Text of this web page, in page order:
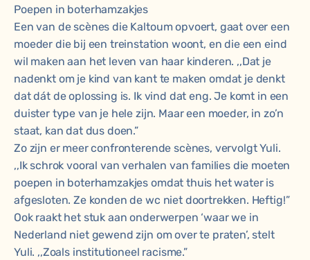
Poepen in boterhamzakjes
Een van de scènes die Kaltoum opvoert, gaat over een
moeder die bij een treinstation woont, en die een eind
wil maken aan het leven van haar kinderen. ,,Dat je
nadenkt om je kind van kant te maken omdat je denkt
dat dát de oplossing is. Ik vind dat eng. Je komt in een
duister type van je hele zijn. Maar een moeder, in zo’n
staat, kan dat dus doen.”
Zo zijn er meer confronterende scènes, vervolgt Yuli.
,,Ik schrok vooral van verhalen van families die moeten
poepen in boterhamzakjes omdat thuis het water is
afgesloten. Ze konden de wc niet doortrekken. Heftig!”
Ook raakt het stuk aan onderwerpen ‘waar we in
Nederland niet gewend zijn om over te praten’, stelt
Yuli. ,,Zoals institutioneel racisme.”